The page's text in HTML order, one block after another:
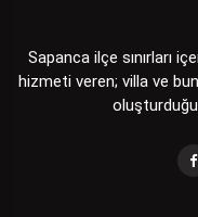
Sapanca ilçe sınırları
hizmeti veren; villa ve